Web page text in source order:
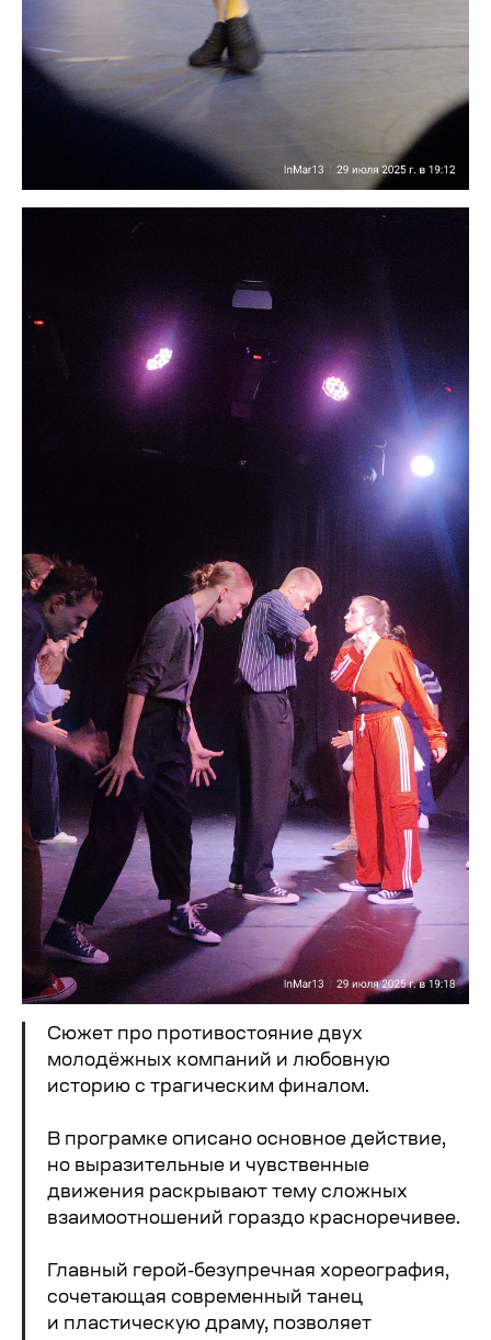
Сюжет про противостояние двух
молодёжных компаний и любовную
историю с трагическим финалом.
В програмке описано основное действие,
но выразительные и чувственные
движения раскрывают тему сложных
взаимоотношений гораздо красноречивее.
Главный герой-безупречная хореография,
сочетающая современный танец
и пластическую драму, позволяет